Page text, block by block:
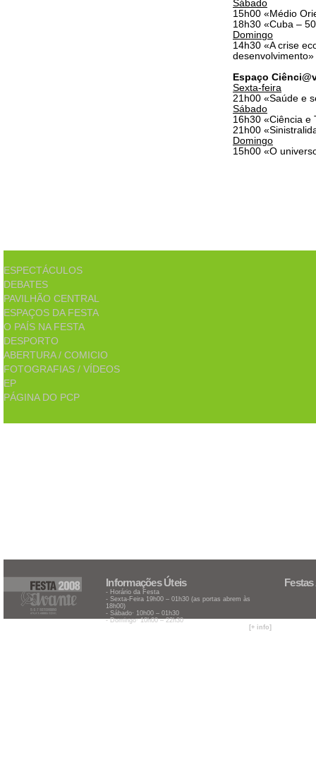
Sábado
15h00 «Médio
18h30 «Cuba –
Domingo
14h30 «A crise
desenvolvimento»
Espaço
Sexta-feira
21h00 «Saúde e
Sábado
16h30 «Ciência e
21h00
Domingo
15h00 «O
ESPECTÁCULOS
DEBATES
PAVILHÃO CENTRAL
ESPAÇOS DA FESTA
O PAÍS NA FESTA
DESPORTO
ABERTURA / COMICIO
FOTOGRAFIAS / VÍDEOS
EP
PÁGINA DO PCP
Informações Úteis
- Horário da Festa
- Sexta-Feira 19h00 – 01h30 (as portas abrem às
18h00)
- Sábado· 10h00 – 01h30
- Domingo· 10h00 – 22h30
[+ info]